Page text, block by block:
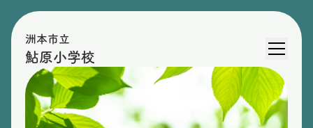
洲本市立
鮎原小学校